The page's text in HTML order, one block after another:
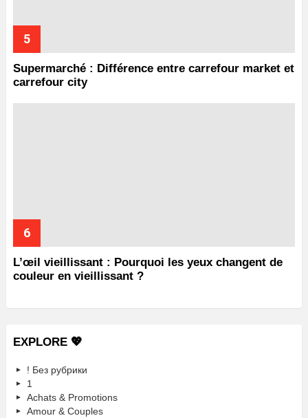
Supermarché : Différence entre carrefour market et
carrefour city
L’œil vieillissant : Pourquoi les yeux changent de
couleur en vieillissant ?
EXPLORE 💖
! Без рубрики
1
Achats & Promotions
Amour & Couples